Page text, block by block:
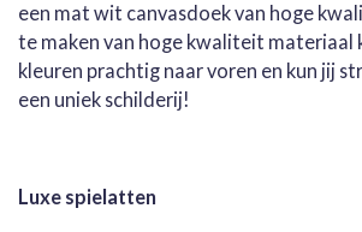
een mat wit canvasdoek van hoge
te maken van hoge kwaliteit materiaal
kleuren prachtig naar voren en kun jij
een uniek schilderij!
Luxe spielatten